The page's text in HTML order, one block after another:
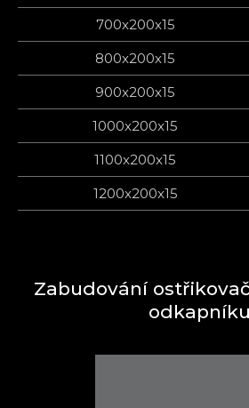
700x200x15
800x200x15
900x200x15
1000x200x15
1100x200x15
1200x200x15
Zabudování
odkapníku